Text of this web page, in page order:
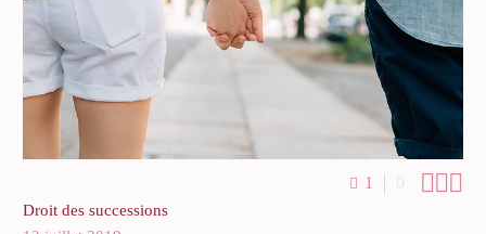
1 0 
Droit des successions